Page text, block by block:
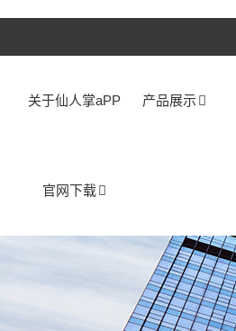
关于仙人掌aPP
官网下载
产品展示